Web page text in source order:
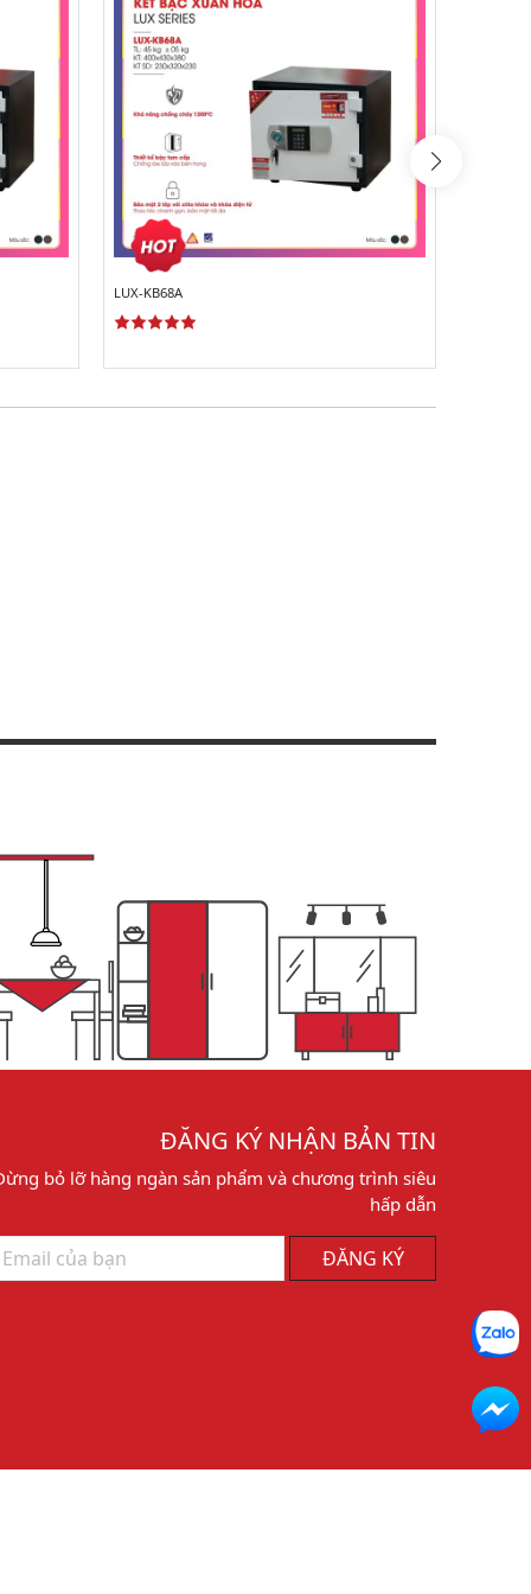
LUX-KB68A
ĐĂNG KÝ NHẬN BẢN TIN
bỏ lỡ hàng ngàn sản phẩm và chương trình siêu
hấp dẫn
ĐĂNG KÝ